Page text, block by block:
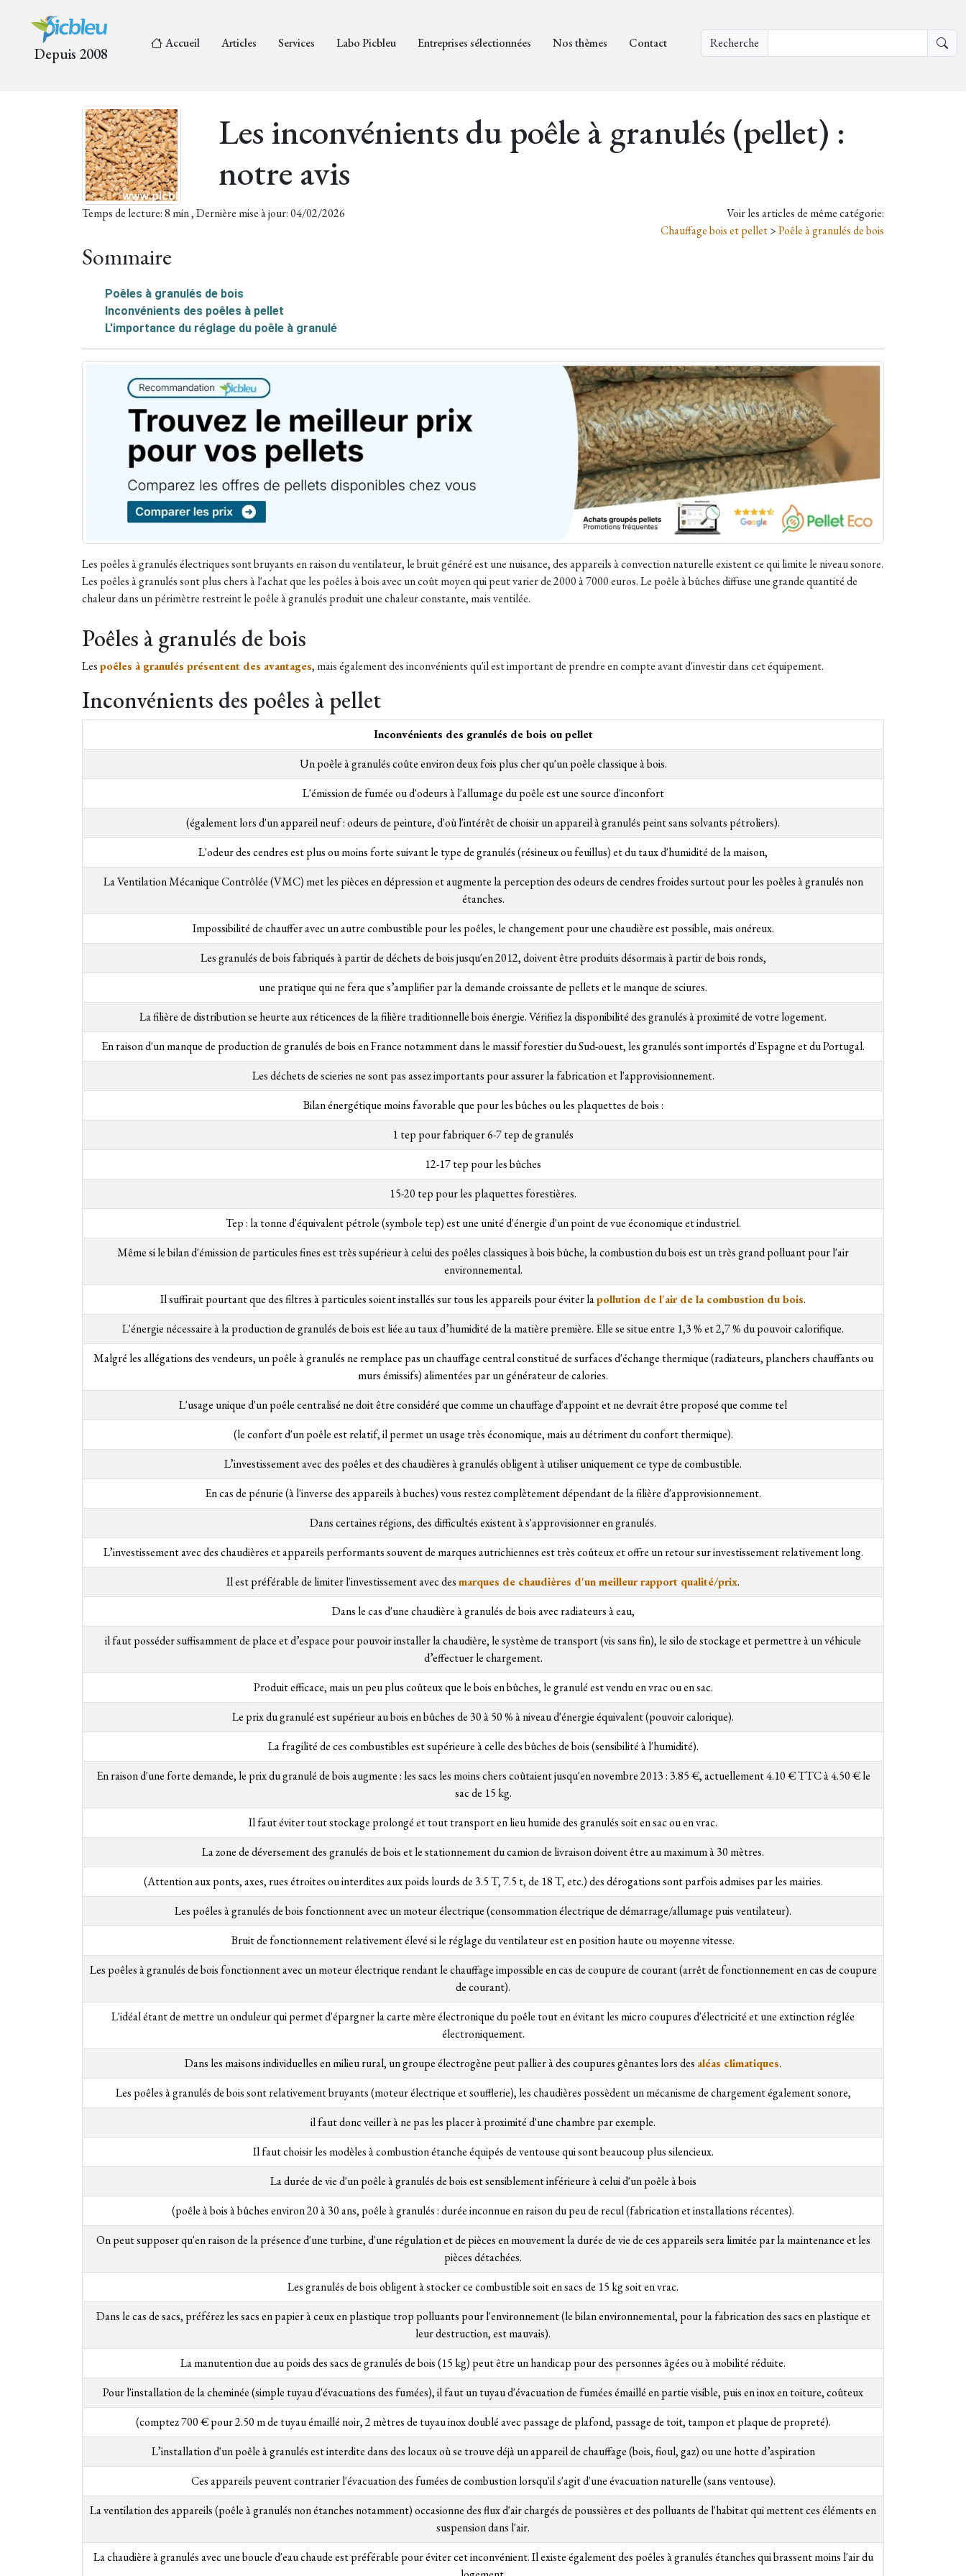
Depuis 2008
Accueil Articles Services Labo Picbleu Entreprises sélectionnées Nos thèmes Contact Recherche
Les inconvénients du poêle à granulés (pellet) :
notre avis
Temps de lecture: 8 min , Dernière mise à jour: 04/02/2026
Voir les articles de même catégorie:
Chauffage bois et pellet>Poêle à granulés de bois
Sommaire
Poêles à granulés de bois
Inconvénients des poêles à pellet
L'importance du réglage du poêle à granulé
Les poêles à granulés électriques sont bruyants en raison du ventilateur, le bruit généré est une nuisance, des appareils à convection naturelle existent ce qui limite le niveau sonore.
Les poêles à granulés sont plus chers à l'achat que les poêles à bois avec un coût moyen qui peut varier de 2000 à 7000 euros. Le poêle à bûches diffuse une grande quantité de
chaleur dans un périmètre restreint le poêle à granulés produit une chaleur constante, mais ventilée.
Poêles à granulés de bois
Lespoêles à granulés présentent des avantages, mais également des inconvénients qu'il est important de prendre en compte avant d'investir dans cet équipement.
Inconvénients des poêles à pellet
Inconvénients des granulés de bois ou pellet
Un poêle à granulés coûte environ deux fois plus cher qu'un poêle classique à bois.
L'émission de fumée ou d'odeurs à l'allumage du poêle est une source d'inconfort
(également lors d'un appareil neuf : odeurs de peinture, d'où l'intérêt de choisir un appareil à granulés peint sans solvants pétroliers).
L'odeur des cendres est plus ou moins forte suivant le type de granulés (résineux ou feuillus) et du taux d'humidité de la maison,
La Ventilation Mécanique Contrôlée (VMC) met les pièces en dépression et augmente la perception des odeurs de cendres froides surtout pour les poêles à granulés non
étanches.
Impossibilité de chauffer avec un autre combustible pour les poêles, le changement pour une chaudière est possible, mais onéreux.
Les granulés de bois fabriqués à partir de déchets de bois jusqu'en 2012, doivent être produits désormais à partir de bois ronds,
une pratique qui ne fera que s’amplifier par la demande croissante de pellets et le manque de sciures.
La filière de distribution se heurte aux réticences de la filière traditionnelle bois énergie. Vérifiez la disponibilité des granulés à proximité de votre logement.
En raison d'un manque de production de granulés de bois en France notamment dans le massif forestier du Sud-ouest, les granulés sont importés d'Espagne et du Portugal.
Les déchets de scieries ne sont pas assez importants pour assurer la fabrication et l'approvisionnement.
Bilan énergétique moins favorable que pour les bûches ou les plaquettes de bois :
1 tep pour fabriquer 6-7 tep de granulés
12-17 tep pour les bûches
15-20 tep pour les plaquettes forestières.
Tep : la tonne d'équivalent pétrole (symbole tep) est une unité d'énergie d'un point de vue économique et industriel.
Même si le bilan d'émission de particules fines est très supérieur à celui des poêles classiques à bois bûche, la combustion du bois est un très grand polluant pour l'air
environnemental.
Il suffirait pourtant que des filtres à particules soient installés sur tous les appareils pour éviter lapollution de l'air de la combustion du bois.
L'énergie nécessaire à la production de granulés de bois est liée au taux d’humidité de la matière première. Elle se situe entre 1,3 % et 2,7 % du pouvoir calorifique.
Malgré les allégations des vendeurs, un poêle à granulés ne remplace pas un chauffage central constitué de surfaces d'échange thermique (radiateurs, planchers chauffants ou
murs émissifs) alimentées par un générateur de calories.
L'usage unique d'un poêle centralisé ne doit être considéré que comme un chauffage d'appoint et ne devrait être proposé que comme tel
(le confort d'un poêle est relatif, il permet un usage très économique, mais au détriment du confort thermique).
L’investissement avec des poêles et des chaudières à granulés obligent à utiliser uniquement ce type de combustible.
En cas de pénurie (à l'inverse des appareils à buches) vous restez complètement dépendant de la filière d'approvisionnement.
Dans certaines régions, des difficultés existent à s'approvisionner en granulés.
L’investissement avec des chaudières et appareils performants souvent de marques autrichiennes est très coûteux et offre un retour sur investissement relativement long.
Il est préférable de limiter l'investissement avec desmarques de chaudières d'un meilleur rapport qualité/prix.
Dans le cas d'une chaudière à granulés de bois avec radiateurs à eau,
il faut posséder suffisamment de place et d’espace pour pouvoir installer la chaudière, le système de transport (vis sans fin), le silo de stockage et permettre à un véhicule
d’effectuer le chargement.
Produit efficace, mais un peu plus coûteux que le bois en bûches, le granulé est vendu en vrac ou en sac.
Le prix du granulé est supérieur au bois en bûches de 30 à 50 % à niveau d'énergie équivalent (pouvoir calorique).
La fragilité de ces combustibles est supérieure à celle des bûches de bois (sensibilité à l'humidité).
En raison d'une forte demande, le prix du granulé de bois augmente : les sacs les moins chers coûtaient jusqu'en novembre 2013 : 3.85 €, actuellement 4.10 € TTC à 4.50 € le
sac de 15 kg.
Il faut éviter tout stockage prolongé et tout transport en lieu humide des granulés soit en sac ou en vrac.
La zone de déversement des granulés de bois et le stationnement du camion de livraison doivent être au maximum à 30 mètres.
(Attention aux ponts, axes, rues étroites ou interdites aux poids lourds de 3.5 T, 7.5 t, de 18 T, etc.) des dérogations sont parfois admises par les mairies.
Les poêles à granulés de bois fonctionnent avec un moteur électrique (consommation électrique de démarrage/allumage puis ventilateur).
Bruit de fonctionnement relativement élevé si le réglage du ventilateur est en position haute ou moyenne vitesse.
Les poêles à granulés de bois fonctionnent avec un moteur électrique rendant le chauffage impossible en cas de coupure de courant (arrêt de fonctionnement en cas de coupure
de courant).
L'idéal étant de mettre un onduleur qui permet d'épargner la carte mère électronique du poêle tout en évitant les micro coupures d'électricité et une extinction réglée
électroniquement.
Dans les maisons individuelles en milieu rural, un groupe électrogène peut pallier à des coupures gênantes lors des aléas climatiques.
Les poêles à granulés de bois sont relativement bruyants (moteur électrique et soufflerie), les chaudières possèdent un mécanisme de chargement également sonore,
il faut donc veiller à ne pas les placer à proximité d'une chambre par exemple.
Il faut choisir les modèles à combustion étanche équipés de ventouse qui sont beaucoup plus silencieux.
La durée de vie d'un poêle à granulés de bois est sensiblement inférieure à celui d'un poêle à bois
(poêle à bois à bûches environ 20 à 30 ans, poêle à granulés : durée inconnue en raison du peu de recul (fabrication et installations récentes).
On peut supposer qu'en raison de la présence d'une turbine, d'une régulation et de pièces en mouvement la durée de vie de ces appareils sera limitée par la maintenance et les
pièces détachées.
Les granulés de bois obligent à stocker ce combustible soit en sacs de 15 kg soit en vrac.
Dans le cas de sacs, préférez les sacs en papier à ceux en plastique trop polluants pour l'environnement (le bilan environnemental, pour la fabrication des sacs en plastique et
leur destruction, est mauvais).
La manutention due au poids des sacs de granulés de bois (15 kg) peut être un handicap pour des personnes âgées ou à mobilité réduite.
Pour l'installation de la cheminée (simple tuyau d'évacuations des fumées), il faut un tuyau d'évacuation de fumées émaillé en partie visible, puis en inox en toiture, coûteux
(comptez 700 € pour 2.50 m de tuyau émaillé noir, 2 mètres de tuyau inox doublé avec passage de plafond, passage de toit, tampon et plaque de propreté).
L’installation d'un poêle à granulés est interdite dans des locaux où se trouve déjà un appareil de chauffage (bois, fioul, gaz) ou une hotte d’aspiration
Ces appareils peuvent contrarier l'évacuation des fumées de combustion lorsqu'il s'agit d'une évacuation naturelle (sans ventouse).
La ventilation des appareils (poêle à granulés non étanches notamment) occasionne des flux d'air chargés de poussières et des polluants de l'habitat qui mettent ces éléments en
suspension dans l'air.
La chaudière à granulés avec une boucle d'eau chaude est préférable pour éviter cet inconvénient. Il existe également des poêles à granulés étanches qui brassent moins l'air du